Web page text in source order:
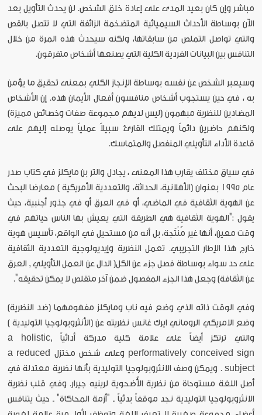
مباشر وإن كان بعيد المدى على إعادة خلق الشخص. لن يحدث التأويل بعد
الآن بوساطة الأحداث السيميائية المتضخمة الزائفة التي لا تتصل بالقص
والتي تواصل التملص من سابقاتها، ولكنه سيحدث هذه المرة من خلال
التنافس بين البيانات الفردية الكلية التي يصنعها أشخاص متفرقون.
وسيعبر الشخص عن نفسه بوساطة الإنجاز الكلي بمعنى تحقيق ما يؤمن
به ، في حين يستجوب أشخاص منافسون أفعال الأيمان هذه. إن الأشخاص
المضادين للنظرية مبهمون (ليس لديهم مجموعة صفات وخصائص مميزة)
ولكنهم حاضرين دائماً ويمتلك القارئ سبيلاً عملياً يوصله إليهم على
قاعدة الأداء التأويلي المنفصل والمتماسك.
في سياق مختلف يقارب هذا المعنى ، يجادل والتر بن مايكلز في كتاب صدر
عام 1995 بعنوان (الأهلانية، الحداثة، والتعددية الأمريكية ) معارضا البحث
عن الهوية الثقافية في الماضي، أو في العرق أو في جذور أجنبية، حيث
يقول :"الهوية الثقافية هي الطريقة التي يعيش بها الناس حياتهم في
وقت معين، أنها غير مُنْتَجة، بل أنه من مستحيل في الواقع، تأسيس هوية
خارج هذا الإطار التجريبي. تعمل النظرية وإيديولوجية التعددية الثقافية
على حد سواء بوساطة فصل جزء عن الكل( الدال عن العمل التأويلي , العرق
عن الثقافة) وجعل هذا الجزء المفصول ضمن آخر متقلص لا يمكن تحقيقه".
وفي الوقت ذاته الذي وضع فيه ناب ومايكلز مفهومهما (ضد النظرية)
وضع الامريكي الروماني ايرك غانس نظريته عن (الأنثروبولوجيا التوليدية )
والتي ترتكز أيضاً على علامة كلية مدركة أدائياً a holistic,
performatively conceived sign وعلى شخص مختزل a reduced
subject . ويمكن وصف الانثروبولوجيا التوليدية بأنها نظرية معتدلة في
أصل اللغة مستوحاة من نظرية الأُضحوية لرينيه جيرار. وفي قلب نظرية
الانثروبولوجيا التوليدية نجد موقفاً بدئياً ـ "أزمة المحاكاة" ـ حيث يتنافس